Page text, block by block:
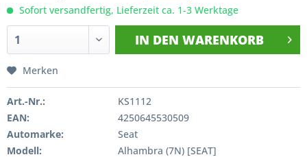
Sofort versandfertig, Lieferzeit ca. 1-3 Werktage
IN DEN WARENKORB
Merken
Art.-Nr.:
KS1112
EAN:
4250645530509
Automarke:
Seat
Modell:
Alhambra (7N) [SEAT]